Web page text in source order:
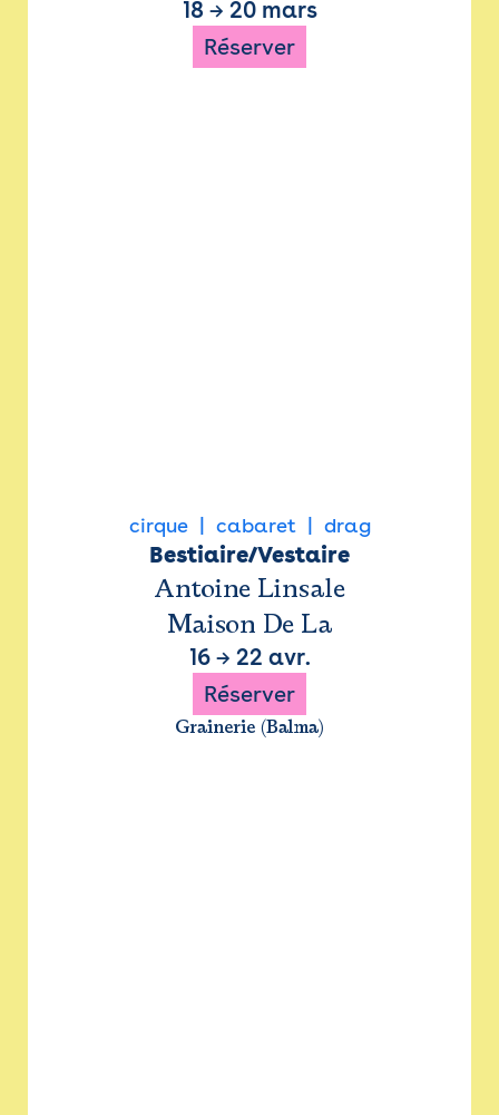
18 → 20 mars
Réserver
cirque cabaret drag
Bestiaire/Vestaire
Antoine Linsale
Maison De La
16→ 22 avr.
Réserver
Grainerie (Balma)